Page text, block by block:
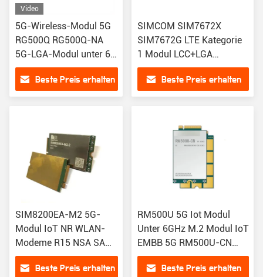
Video
5G-Wireless-Modul 5G
RG500Q RG500Q-NA
5G-LGA-Modul unter 6
GHz
Beste Preis erhalten
SIMCOM SIM7672X
SIM7672G LTE Kategorie
1 Modul LCC+LGA
Formfaktor Drahtlose
Kommunikationsmodus
A7672X SIM7000
Beste Preis erhalten
SIM8200EA-M2 5G-
Modul IoT NR WLAN-
Modeme R15 NSA SA
Sub-6GHz M.2 Wireless
Modul Sim8300G
Beste Preis erhalten
RM500U 5G Iot Modul
Unter 6GHz M.2 Modul IoT
EMBB 5G RM500U-CN
Kompatibel mit RM500Q-
AE
Beste Preis erhalten